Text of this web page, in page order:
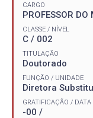
CARGO
PROFESSOR DO
CLASSE / NÍVEL
C / 002
TITULAÇÃO
Doutorado
FUNÇÃO / UNIDADE
Diretora
GRATIFICAÇÃO / DATA
-00 /